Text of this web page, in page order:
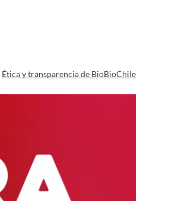
Ética y transparencia de BioBioChile